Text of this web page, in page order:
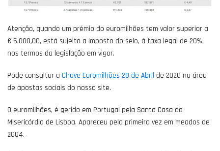
Atenção, quando um prémio do euromilhões tem valor superior a
€ 5.000,00, está sujeito a imposto do selo, à taxa legal de 20%,
nos termos da legislação em vigor.
Pode consultar a Chave Euromilhões 28 de Abril de 2020 na área
de apostas sociais do nosso site.
O euromilhões, é gerido em Portugal pela Santa Casa da
Misericórdia de Lisboa. Apareceu pela primeira vez em meados de
2004.